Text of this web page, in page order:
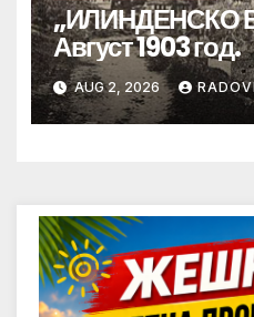
„ИЛИНДЕНСКО
Август 1903 год.
AUG 2, 2026